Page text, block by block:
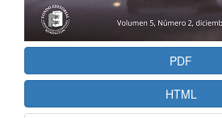
PDF
HTML